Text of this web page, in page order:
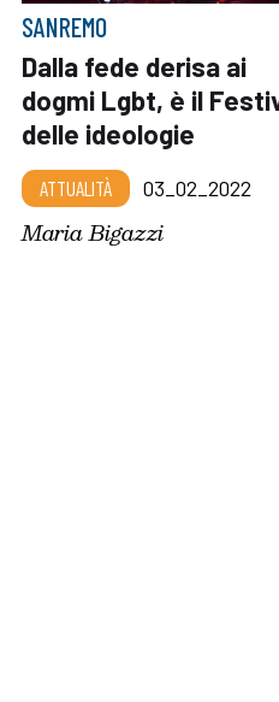
SANREMO
Dalla fede derisa ai
dogmi Lgbt, è il
delle ideologie
ATTUALITÀ 03_02_2022
Maria Bigazzi